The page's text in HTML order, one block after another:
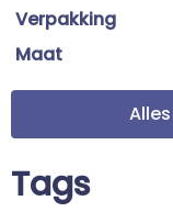
Verpakking
Maat
Tags